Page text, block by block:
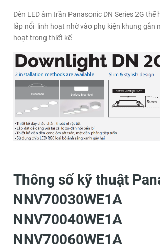
Đèn LED âm trần Panasonic DN Series 2G thế
lắp nổi linh hoạt nhờ vào phụ kiện khung gắn
hoạt trong thiết kế
Thông số kỹ thuật
NNV70030WE1A
NNV70040WE1A
NNV70060WE1A